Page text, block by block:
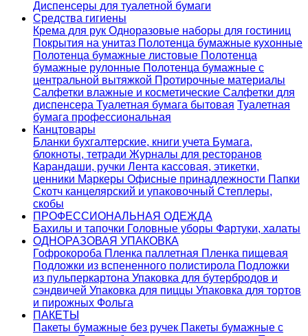
Диспенсеры для туалетной бумаги
Средства гигиены
Крема для рук Одноразовые наборы для гостиниц
Покрытия на унитаз Полотенца бумажные кухонные
Полотенца бумажные листовые Полотенца
бумажные рулонные Полотенца бумажные с
центральной вытяжкой Протирочные материалы
Салфетки влажные и косметические Салфетки для
диспенсера Туалетная бумага бытовая Туалетная
бумага профессиональная
Канцтовары
Бланки бухгалтерские, книги учета Бумага,
блокноты, тетради Журналы для ресторанов
Карандаши, ручки Лента кассовая, этикетки,
ценники Маркеры Офисные принадлежности Папки
Скотч канцелярский и упаковочный Степлеры,
скобы
ПРОФЕССИОНАЛЬНАЯ ОДЕЖДА
Бахилы и тапочки Головные уборы Фартуки, халаты
ОДНОРАЗОВАЯ УПАКОВКА
Гофрокороба Пленка паллетная Пленка пищевая
Подложки из вспененного полистирола Подложки
из пульперкартона Упаковка для бутербродов и
сэндвичей Упаковка для пиццы Упаковка для тортов
и пирожных Фольга
ПАКЕТЫ
Пакеты бумажные без ручек Пакеты бумажные с